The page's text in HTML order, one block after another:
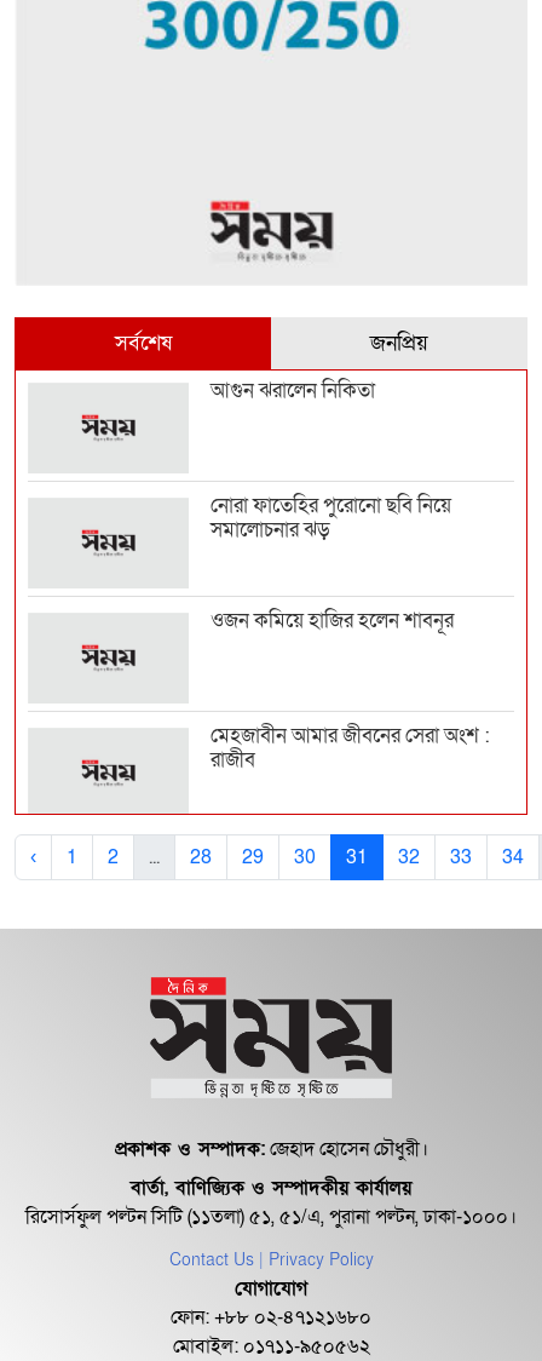
সর্বশেষ
জনপ্রিয়
আগুন ঝরালেন নিকিতা
নোরা ফাতেহির পুরোনো ছবি নিয়ে
সমালোচনার ঝড়
ওজন কমিয়ে হাজির হলেন শাবনূর
মেহজাবীন আমার জীবনের সেরা অংশ :
রাজীব
বিয়েতে রঙ খেলায় মেতেছেন সালমান-
নাদিয়া
নতুন বউয়ের সাজে মাহিয়া মাহি
অভিনব উপায়ে বিয়ের আমন্ত্রণ জানালেন
সোনাক্ষী
নেচে গেয়ে মঞ্চ মাতালো ‘তুফান’ টিম
‹ 1 2 ... 28 29 30 31 32 33 34
প্রকাশক ও সম্পাদক:জেহাদ হোসেন চৌধুরী।
বার্তা, বাণিজ্যিক ও সম্পাদকীয় কার্যালয়
রিসোর্সফুল পল্টন সিটি (১১তলা) ৫১, ৫১/এ, পুরানা পল্টন, ঢাকা-১০০০।
Contact Us | Privacy Policy
যোগাযোগ
ফোন: +৮৮ ০২-৪৭১২১৬৮০
মোবাইল: ০১৭১১-৯৫০৫৬২